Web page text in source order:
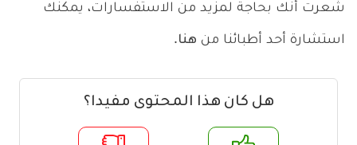
شعرت أنك بحاجة لمزيد من الاستفسارات، يمكنك
استشارة أحد أطبائنا من هنا.
هل كان هذا المحتوى مفيدا؟